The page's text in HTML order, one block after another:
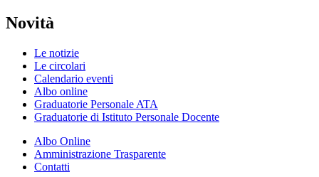
Novità
Le notizie
Le circolari
Calendario eventi
Albo online
Graduatorie Personale ATA
Graduatorie di Istituto Personale Docente
Albo Online
Amministrazione Trasparente
Contatti